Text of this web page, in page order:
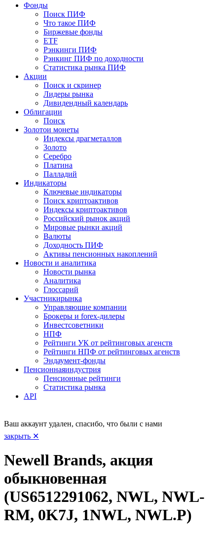
Фонды
Поиск ПИФ
Что такое ПИФ
Биржевые фонды
ETF
Рэнкинги ПИФ
Рэнкинг ПИФ по доходности
Статистика рынка ПИФ
Акции
Поиск и скринер
Лидеры рынка
Дивидендный календарь
Облигации
Поиск
Золотои монеты
Индексы драгметаллов
Золото
Серебро
Платина
Палладий
Индикаторы
Ключевые индикаторы
Поиск криптоактивов
Индексы криптоактивов
Российский рынок акций
Мировые рынки акций
Валюты
Доходность ПИФ
Активы пенсионных накоплений
Новости и аналитика
Новости рынка
Аналитика
Глоссарий
Участникирынка
Управляющие компании
Брокеры и forex-дилеры
Инвестсоветники
НПФ
Рейтинги УК от рейтинговых агенств
Рейтинги НПФ от рейтинговых агенств
Эндаумент-фонды
Пенсионнаяиндустрия
Пенсионные рейтинги
Статистика рынка
API
Ваш аккаунт удален, спасибо, что были с нами
закрыть ✕
Newell Brands, акция
обыкновенная
(US6512291062, NWL, NWL-
RM, 0K7J, 1NWL, NWL.P)